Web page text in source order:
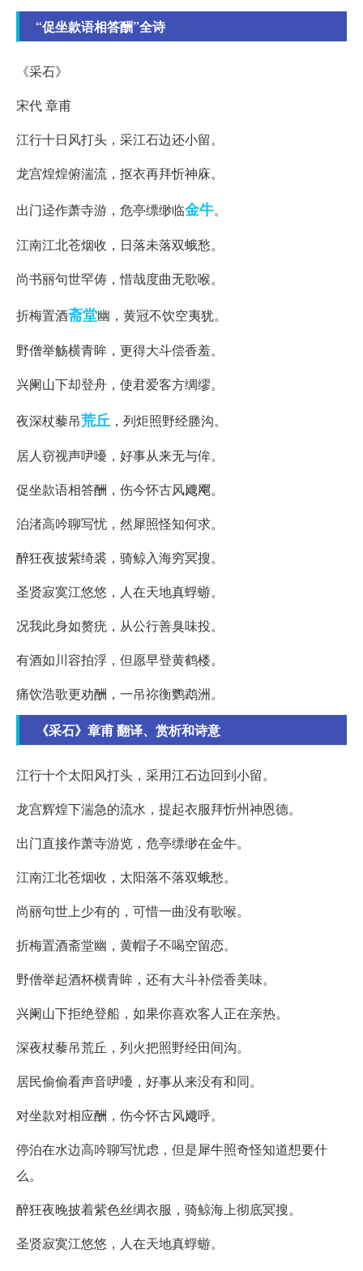
“促坐款语相答酬”全诗
《采石》
宋代 章甫
江行十日风打头，采江石边还小留。
龙宫煌煌俯湍流，抠衣再拜忻神庥。
出门迳作萧寺游，危亭缥缈临金牛。
江南江北苍烟收，日落未落双蛾愁。
尚书丽句世罕俦，惜哉度曲无歌喉。
折梅置酒斋堂幽，黄冠不饮空夷犹。
野僧举觞横青眸，更得大斗偿香羞。
兴阑山下却登舟，使君爱客方绸缪。
夜深杖藜吊荒丘 ，列炬照野经塍沟。
居人窃视声吚嚘，好事从来无与侔。
促坐款语相答酬，伤今怀古风飕飗。
泊渚高吟聊写忧，然犀照怪知何求。
醉狂夜披紫绮裘，骑鲸入海穷冥搜。
圣贤寂寞江悠悠，人在天地真蜉蝣。
况我此身如赘疣，从公行善臭味投。
有酒如川容拍浮，但愿早登黄鹤楼。
痛饮浩歌更劝酬，一吊祢衡鹦鹉洲。
《采石》章甫 翻译、赏析和诗意
江行十个太阳风打头，采用江石边回到小留。
龙宫辉煌下湍急的流水，提起衣服拜忻州神恩德。
出门直接作萧寺游览，危亭缥缈在金牛。
江南江北苍烟收，太阳落不落双蛾愁。
尚丽句世上少有的，可惜一曲没有歌喉。
折梅置酒斋堂幽，黄帽子不喝空留恋。
野僧举起酒杯横青眸，还有大斗补偿香美味。
兴阑山下拒绝登船，如果你喜欢客人正在亲热。
深夜杖藜吊荒丘，列火把照野经田间沟。
居民偷偷看声音吚嚘，好事从来没有和同。
对坐款对相应酬，伤今怀古风飕呼。
停泊在水边高吟聊写忧虑，但是犀牛照奇怪知道想要什
么。
醉狂夜晚披着紫色丝绸衣服，骑鲸海上彻底冥搜。
圣贤寂寞江悠悠，人在天地真蜉蝣。